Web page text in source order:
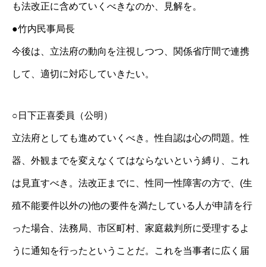
も法改正に含めていくべきなのか、見解を。
●竹内民事局長
今後は、立法府の動向を注視しつつ、関係省庁間で連携
して、適切に対応していきたい。
○日下正喜委員（公明）
立法府としても進めていくべき。性自認は心の問題。性
器、外観までを変えなくてはならないという縛り、これ
は見直すべき。法改正までに、性同一性障害の方で、(生
殖不能要件以外の)他の要件を満たしている人が申請を行
った場合、法務局、市区町村、家庭裁判所に受理するよ
うに通知を行ったということだ。これを当事者に広く届